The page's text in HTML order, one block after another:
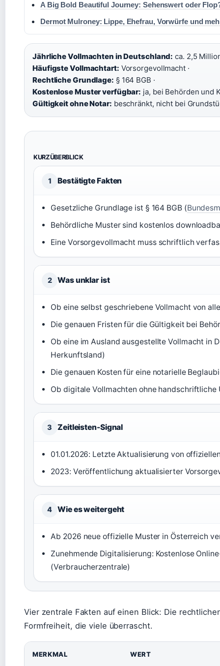
A Big Bold Beautiful Journey: Sehenswert oder
Dermot Mulroney: Lippe, Ehefrau, Vorwürfe und
Jährliche Vollmachten in Deutschland: ca. 2,5
Häufigste Vollmachtart: Vorsorgevollmacht ·
Rechtliche Grundlage: § 164 BGB ·
Kostenlose Muster verfügbar: ja, bei Behörden und
Gültigkeit ohne Notar: beschränkt, nicht bei
KURZÜBERBLICK
1 Bestätigte Fakten
Gesetzliche Grundlage ist § 164 BGB (
Behördliche Muster sind kostenlos
Eine Vorsorgevollmacht muss schriftlich
2 Was unklar ist
Ob eine selbst geschriebene Vollmacht von
Die genauen Fristen für die Gültigkeit bei
Ob eine im Ausland ausgestellte Vollmacht in
Herkunftsland)
Die genauen Kosten für eine notarielle
Ob digitale Vollmachten ohne
3 Zeitleisten-Signal
01.01.2026: Letzte Aktualisierung von
2023: Veröffentlichung aktualisierter
4 Wie es weitergeht
Ab 2026 neue offizielle Muster in Österreich
Zunehmende Digitalisierung: Kostenlose
(Verbraucherzentrale)
Vier zentrale Fakten auf einen Blick: Die
Formfreiheit, die viele überrascht.
MERKMAL WERT